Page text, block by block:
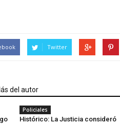
Twitter
del autor
Policiales
Histórico: La Justicia consideró